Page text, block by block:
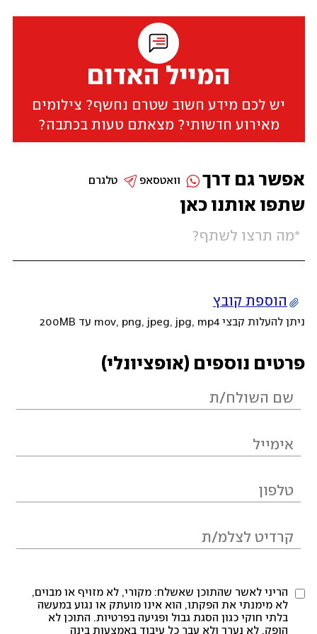
המייל האדום
יש לכם מידע חשוב שטרם נחשף? צילומים
מאירוע חדשותי? מצאתם טעות בכתבה?
שתפו אותנו כאן
הוספת קובץ
ניתן להעלות קבצי mov, png, jpeg, jpg, mp4 עד 200MB
פרטים נוספים (אופציונלי)
הריני לאשר שהתוכן שאשלח: מקורי, לא מזויף או מבוים,
לא מימנתי את הפקתו, הוא אינו מועתק או נגוע במעשה
בלתי חוקי כגון הסגת גבול ופגיעה בפרטיות. התוכן לא
הופק, לא נערך ולא עבר כל עיבוד באמצעות בינה
אפשר גם דרך טלגרם וואטסאפ